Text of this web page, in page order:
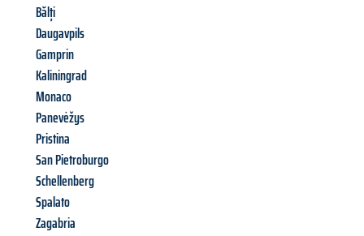
Bălți
Daugavpils
Gamprin
Kaliningrad
Monaco
Panevėžys
Pristina
San Pietroburgo
Schellenberg
Spalato
Zagabria